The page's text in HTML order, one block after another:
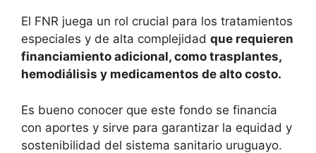
El FNR juega un rol crucial para los tratamientos
especiales y de alta complejidad que requieren
financiamiento adicional, como trasplantes,
hemodiálisis y medicamentos de alto costo.
Es bueno conocer que este fondo se financia
con aportes y sirve para garantizar la equidad y
sostenibilidad del sistema sanitario uruguayo.